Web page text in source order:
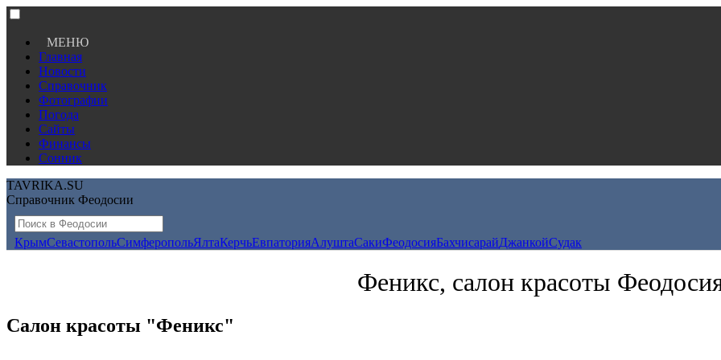
МЕНЮ
Главная
Новости
Справочник
Фотографии
Погода
Сайты
Финансы
Сонник
TAVRIKA.SU
Справочник Феодосии
КрымСевастопольСимферопольЯлтаКерчьЕвпаторияАлуштаСакиФеодосияБахчисарайДжанкойСудак
Феникс, салон красоты
Салон красоты "Феникс"